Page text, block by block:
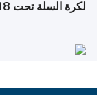
لكرة السلة تحت 18 سنة